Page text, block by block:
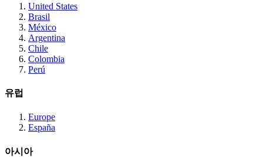
United States
Brasil
México
Argentina
Chile
Colombia
Perú
유럽
Europe
España
아시아